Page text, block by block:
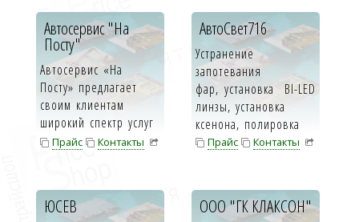
назначен...
Автосервис "На
Посту"
Автосервис «На
Посту» предлагает
своим клиентам
широкий спектр услуг
по ремонту и
Прайс
Контакты
АвтоСвет716
Устранение
запотевания
фар, установка BI-LED
линзы, установка
ксенона, полировка
стекла ф...
Прайс
Контакты
ЮСЕВ ООО "ГК КЛАКСОН"